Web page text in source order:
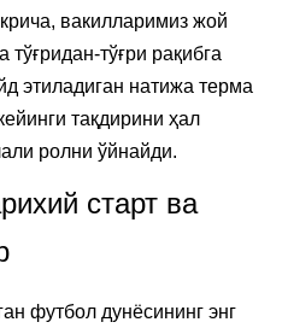
вакилларимиз жой
тўғридан-тўғри рақибга
этиладиган натижа терма
тақдирини ҳал
ролни ўйнайди.
старт ва
футбол дунёсининг энг